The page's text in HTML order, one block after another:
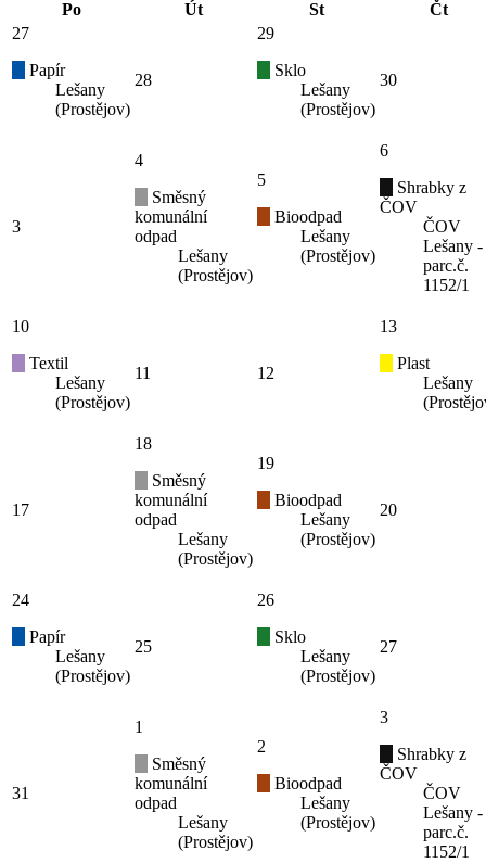
Po
Út St
Čt
27
Papír
Lešany
(Prostějov)
28
29
Sklo
Lešany
(Prostějov)
30
3
4
Směsný
komunální
odpad
Lešany
(Prostějov)
5
Bioodpad
Lešany
(Prostějov)
6
Shrabky z
ČOV
ČOV
Lešany -
parc.č.
1152/1
10
Textil
Lešany
(Prostějov)
11 12
13
Plast
Lešany
17
18
Směsný
komunální
odpad
Lešany
(Prostějov)
19
Bioodpad
Lešany
(Prostějov)
20
24
Papír
Lešany
(Prostějov)
25
26
Sklo
Lešany
(Prostějov)
27
31
1
Směsný
komunální
odpad
Lešany
(Prostějov)
2
Bioodpad
Lešany
(Prostějov)
3
Shrabky z
ČOV
ČOV
Lešany -
parc.č.
1152/1